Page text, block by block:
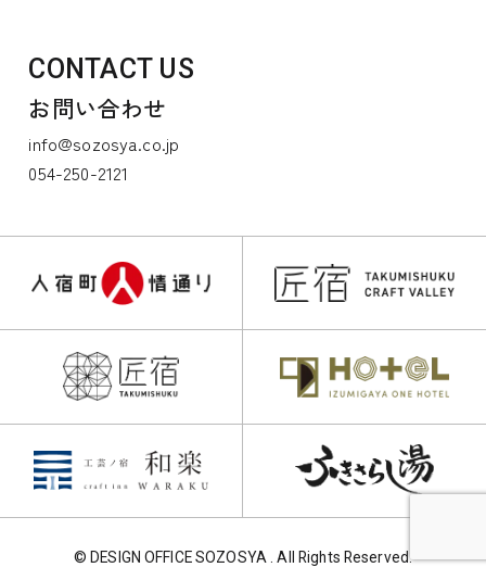
CONTACT US
お問い合わせ
info@sozosya.co.jp
054-250-2121
© DESIGN OFFICE SOZOSYA . All Rights Reserved.